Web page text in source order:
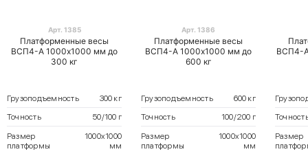
Арт. 1385
Платформенные весы
ВСП4-А 1000х1000 мм до
300 кг
Грузоподъемность
300 кг
Точность
50/100 г
Размер
платформы
1000х1000
мм
Арт. 1386
Платформенные весы
ВСП4-А 1000х1000 мм до
600 кг
Грузоподъемность
600 кг
Точность
100/200 г
Размер
платформы
1000х1000
мм
ВСП4-
Размер